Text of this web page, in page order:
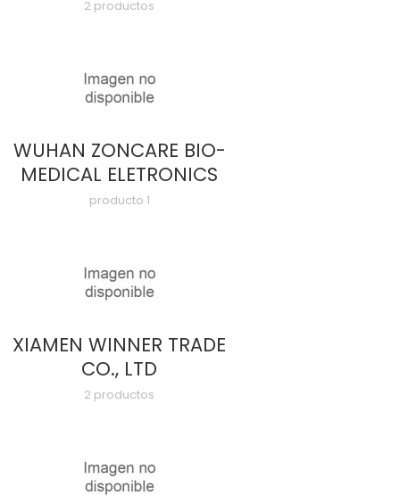
2 productos
WUHAN ZONCARE BIO-
MEDICAL ELETRONICS
producto 1
XIAMEN WINNER TRADE
CO., LTD
2 productos